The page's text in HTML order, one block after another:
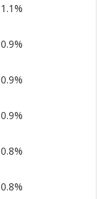
1.1%
0.9%
0.9%
0.9%
0.8%
0.8%